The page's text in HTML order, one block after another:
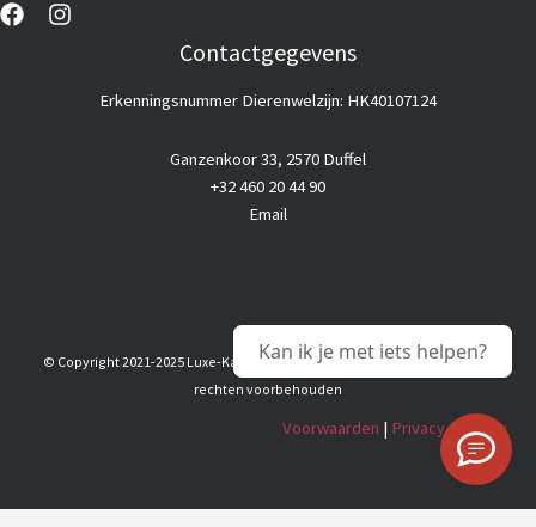
Contactgegevens
Erkenningsnummer Dierenwelzijn: HK40107124
Ganzenkoor 33, 2570 Duffel
+32 460 20 44 90
Email
© Copyright 2021-2025 Luxe-Kattenhotel |Goedkope webhosting© Alle
rechten voorbehouden
Voorwaarden | Privacy & Policy
Kan ik je met iets helpen?